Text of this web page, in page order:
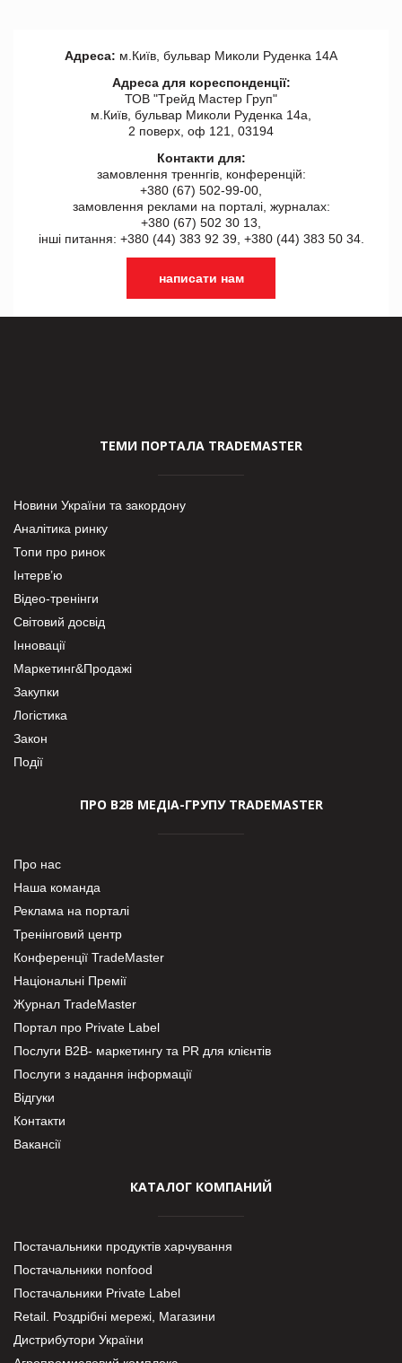
Адреса: м.Київ, бульвар Миколи Руденка 14А
Адреса для кореспонденції:
ТОВ "Tрейд Мастер Груп"
м.Київ, бульвар Миколи Руденка 14а,
2 поверх, оф 121, 03194
Контакти для:
замовлення треннгів, конференцій:
+380 (67) 502-99-00,
замовлення реклами на порталі, журналах:
+380 (67) 502 30 13,
інші питання: +380 (44) 383 92 39, +380 (44) 383 50 34.
написати нам
ТЕМИ ПОРТАЛА TRADEMASTER
Новини України та закордону
Аналітика ринку
Топи про ринок
Інтерв’ю
Відео-тренінги
Світовий досвід
Інновації
Маркетинг&Продажі
Закупки
Логістика
Закон
Події
ПРО В2В МЕДІА-ГРУПУ TRADEMASTER
Про нас
Наша команда
Реклама на порталі
Тренінговий центр
Конференції TradeMaster
Національні Премії
Журнал TradeMaster
Портал про Private Label
Послуги В2В- маркетингу та PR для клієнтів
Послуги з надання інформації
Відгуки
Контакти
Вакансії
КАТАЛОГ КОМПАНИЙ
Постачальники продуктів харчування
Постачальники nonfood
Постачальники Private Label
Retail. Роздрібні мережі, Магазини
Дистрибутори України